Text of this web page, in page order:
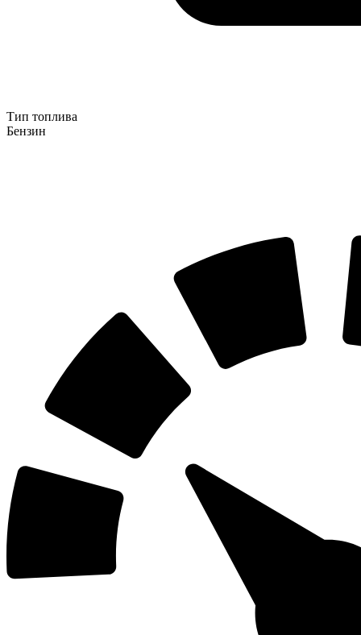
Тип топлива
Бензин